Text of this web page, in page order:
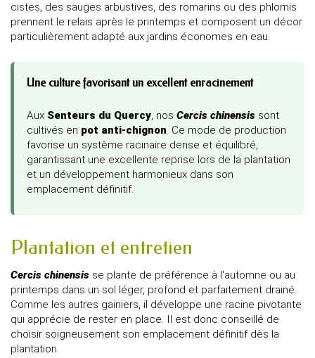
cistes, des sauges arbustives, des romarins ou des phlomis
prennent le relais après le printemps et composent un décor
particulièrement adapté aux jardins économes en eau.
Une culture favorisant un excellent enracinement
Aux Senteurs du Quercy, nos Cercis chinensis sont
cultivés en pot anti-chignon. Ce mode de production
favorise un système racinaire dense et équilibré,
garantissant une excellente reprise lors de la plantation
et un développement harmonieux dans son
emplacement définitif.
Plantation et entretien
Cercis chinensis se plante de préférence à l'automne ou au
printemps dans un sol léger, profond et parfaitement drainé.
Comme les autres gainiers, il développe une racine pivotante
qui apprécie de rester en place. Il est donc conseillé de
choisir soigneusement son emplacement définitif dès la
plantation.